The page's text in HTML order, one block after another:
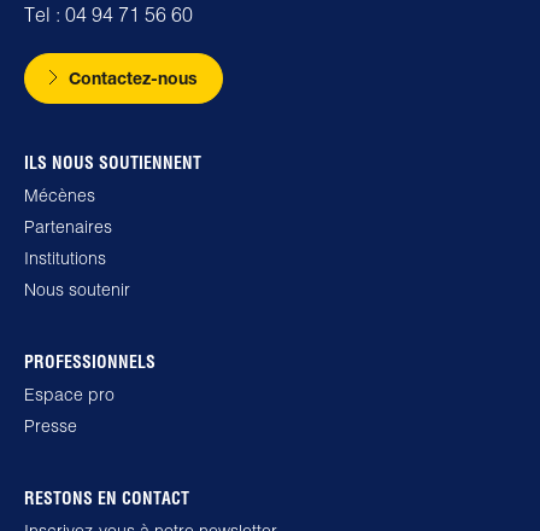
Tel : 04 94 71 56 60
Contactez-nous
ILS NOUS SOUTIENNENT
Mécènes
Partenaires
Institutions
Nous soutenir
PROFESSIONNELS
Espace pro
Presse
RESTONS EN CONTACT